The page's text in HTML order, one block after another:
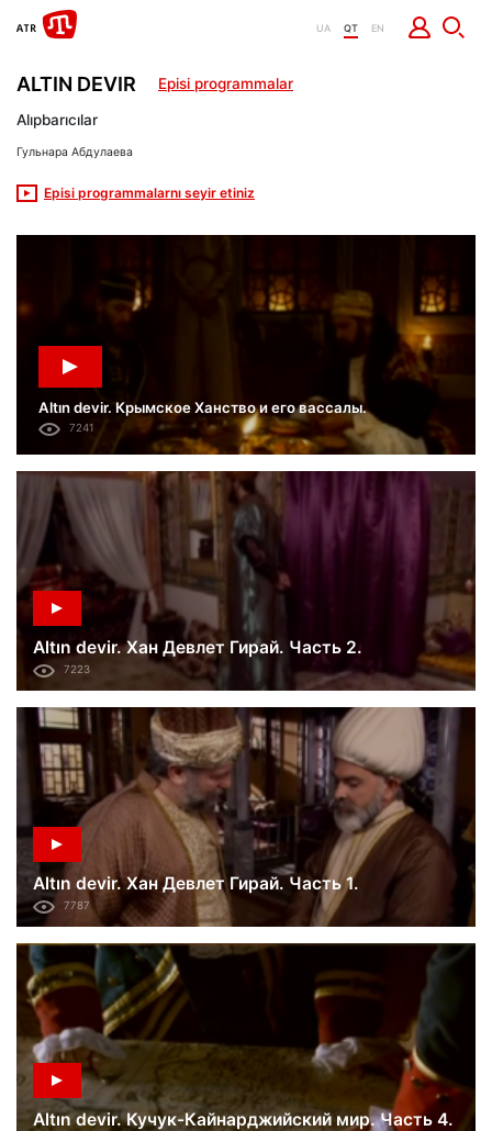
UA QT EN
ALTIN DEVIR Episi programmalar
Altın devir. Крымское Ханство и его вассалы.
7241
Altın devir. Хан Девлет Гирай. Часть 2.
7223
Altın devir. Хан Девлет Гирай. Часть 1.
7787
Altın devir. Кучук-Кайнарджийский мир. Часть 4.
Alıpbarıcılar
Гульнара Абдулаева
Episi programmalarnı seyir etiniz